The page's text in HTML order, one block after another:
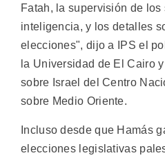
Fatah, la supervisión de
inteligencia, y los detalles
elecciones", dijo a IPS el
la Universidad de El Cairo
sobre Israel del Centro
sobre Medio Oriente.
Incluso desde que Hamás
elecciones legislativas